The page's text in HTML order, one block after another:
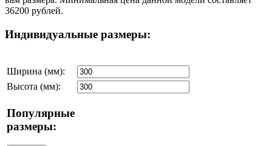
36200 рублей.
Индивидуальные размеры:
Ширина (мм):
Высота (мм):
Популярные
размеры: